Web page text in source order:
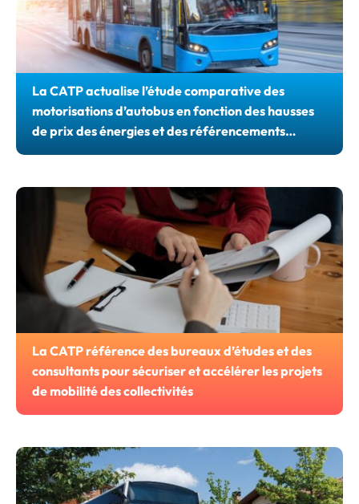
La CATP actualise l’étude comparative des
motorisations d’autobus en fonction des hausses
de prix des énergies et des référencements
récents de véhicules hydrogène
Étude comparative des différentes motorisations d’autobus
La CATP référence des bureaux d’études et des
consultants pour sécuriser et accélérer les projets
de mobilité des collectivités
Ce sont désormais 25 AMO différentes qui sont disponibles